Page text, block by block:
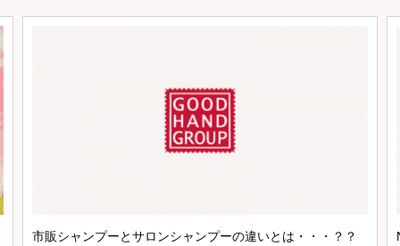
市販シャンプーとサロンシャンプーの違いとは・・・？？